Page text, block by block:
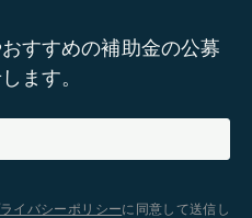
すすめの補助金の公募
ます。
イバシーポリシーに同意して送信し